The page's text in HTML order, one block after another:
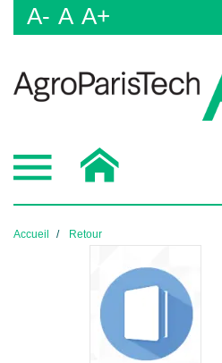
A- A A+
Accueil Retour